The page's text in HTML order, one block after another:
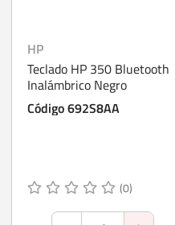
HP
Teclado HP 350 Bluetooth
Inalámbrico Negro
Código 692S8AA
(0)